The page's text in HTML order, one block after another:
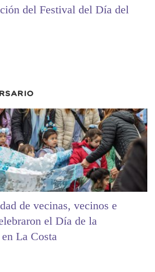
del Festival del Día del
de vecinas, vecinos e
el Día de la
La Costa